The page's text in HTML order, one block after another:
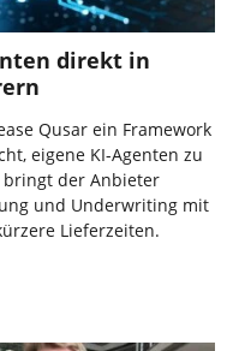
direkt in
Qusar ein Framework
eigene KI-Agenten zu
der Anbieter
und Underwriting mit
Lieferzeiten.